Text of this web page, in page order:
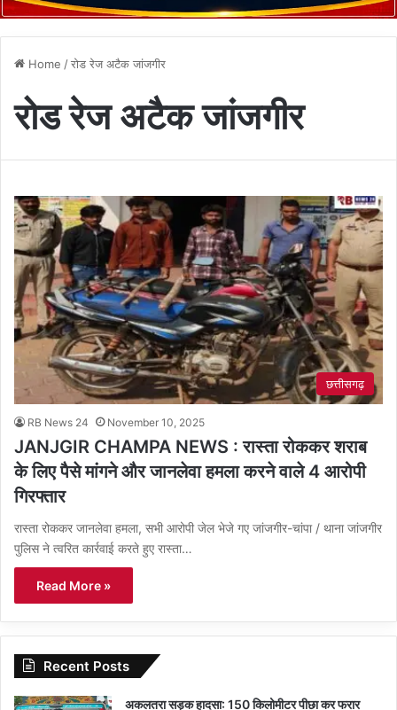
Home /रोड रेज अटैक जांजगीर
रोड रेज अटैक जांजगीर
छत्तीसगढ़
RB News 24 November 10, 2025
JANJGIR CHAMPA NEWS : रास्ता रोककर शराब
के लिए पैसे मांगने और जानलेवा हमला करने वाले 4 आरोपी
गिरफ्तार
रास्ता रोककर जानलेवा हमला, सभी आरोपी जेल भेजे गए जांजगीर-चांपा / थाना जांजगीर
पुलिस ने त्वरित कार्रवाई करते हुए रास्ता…
Read More »
Recent Posts
अकलतरा सड़क हादसा: 150 किलोमीटर पीछा कर फरार